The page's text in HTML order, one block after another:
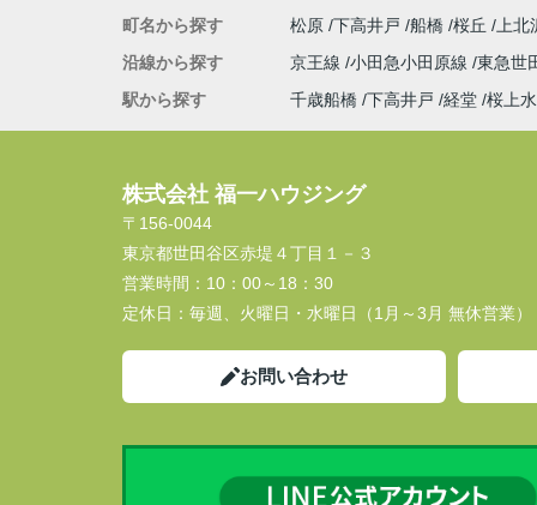
町名から探す
松原 下高井戸 船橋 桜丘
上
沿線から探す
京王線 小田急小田原線 東急世
駅から探す
千歳船橋 下高井戸 経堂 桜上水
株式会社 福一ハウジング
〒156-0044
東京都世田谷区赤堤４丁目１－３
営業時間： 10：00～18：30
定休日： 毎週、火曜日・水曜日（1月～3月 無休営業）
お問い合わせ